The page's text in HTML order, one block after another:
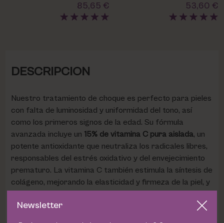
85,65 € 53,60 €
DESCRIPCION
Nuestro tratamiento de choque es perfecto para pieles
con falta de luminosidad y uniformidad del tono, así
como los primeros signos de la edad. Su fórmula
avanzada incluye un 15% de vitamina C pura aislada, un
potente antioxidante que neutraliza los radicales libres,
responsables del estrés oxidativo y del envejecimiento
prematuro. La vitamina C también estimula la síntesis de
colágeno, mejorando la elasticidad y firmeza de la piel, y
Newsletter